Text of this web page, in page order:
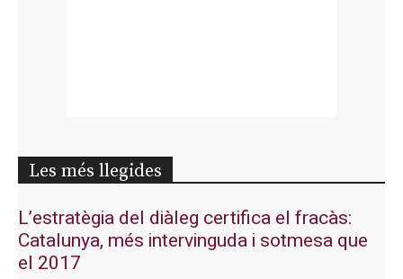
Les més llegides
L’estratègia del diàleg certifica el fracàs:
Catalunya, més intervinguda i sotmesa que
el 2017